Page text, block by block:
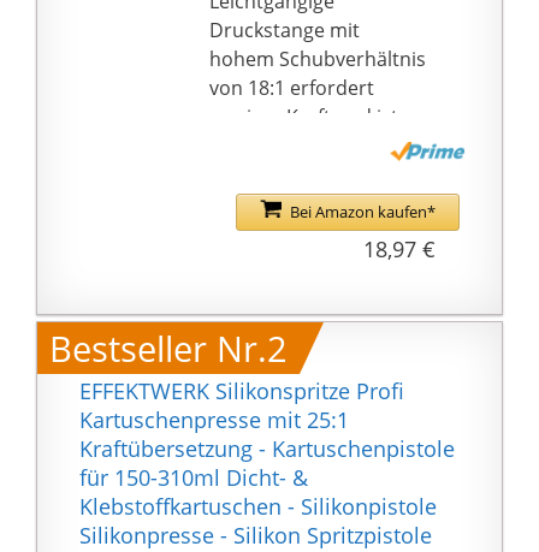
Druckstange mit
hohem Schubverhältnis
von 18:1 erfordert
weniger Kraft und ist
Ratsche
Stabiler Drehrahmen
mit 2 mm Wanddicke
Patrone, um die
Wulstausrichtung beim
Abdichten von Ecken
beizubehalten
Griff und Schalter der
Kartuschenpistole
bestehen aus
korrosionsfreier Zink-
Bei Amazon kaufen*
18,97 €
Bestseller Nr.2
EFFEKTWERK Silikonspritze Profi
Kartuschenpresse mit 25:1
Kraftübersetzung - Kartuschenpistole
für 150-310ml Dicht- &
Klebstoffkartuschen - Silikonpistole
Silikonpresse - Silikon Spritzpistole